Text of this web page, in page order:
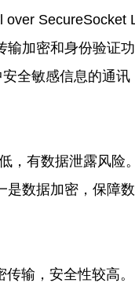
over SecureSocket
输加密和身份验证
全敏感信息的通讯
，有数据泄露风险。
是数据加密，保障
传输，安全性较高。